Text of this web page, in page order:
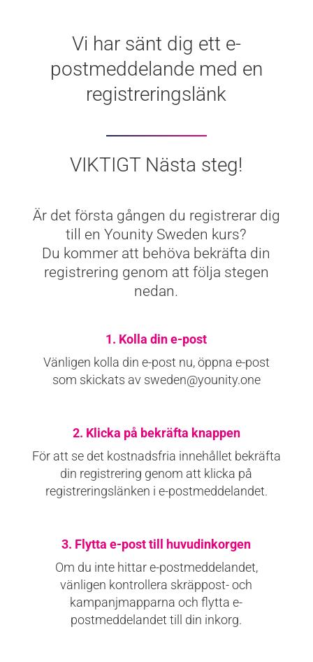
Vi har sänt dig ett e-
postmeddelande med en
registreringslänk
VIKTIGT Nästa steg!
Är det första gången du registrerar dig
till en Younity Sweden kurs?
Du kommer att behöva bekräfta din
registrering genom att följa stegen
nedan.
1. Kolla din e-post
Vänligen kolla din e-post nu, öppna e-post
som skickats av sweden@younity.one
2. Klicka på bekräfta knappen
För att se det kostnadsfria innehållet bekräfta
din registrering genom att klicka på
registreringslänken i e-postmeddelandet.
3. Flytta e-post till huvudinkorgen
Om du inte hittar e-postmeddelandet,
vänligen kontrollera skräppost- och
kampanjmapparna och flytta e-
postmeddelandet till din inkorg.